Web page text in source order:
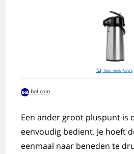
Toon meer foto's
bol.com
Een ander groot pluspunt is
eenvoudig bedient. Je hoeft
eenmaal naar beneden te